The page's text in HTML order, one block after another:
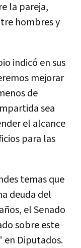
la pareja,
hombres y
indicó en sus
mejorar
de
sea
el alcance
para las
temas que
deuda del
el Senado
sobre este
en Diputados.